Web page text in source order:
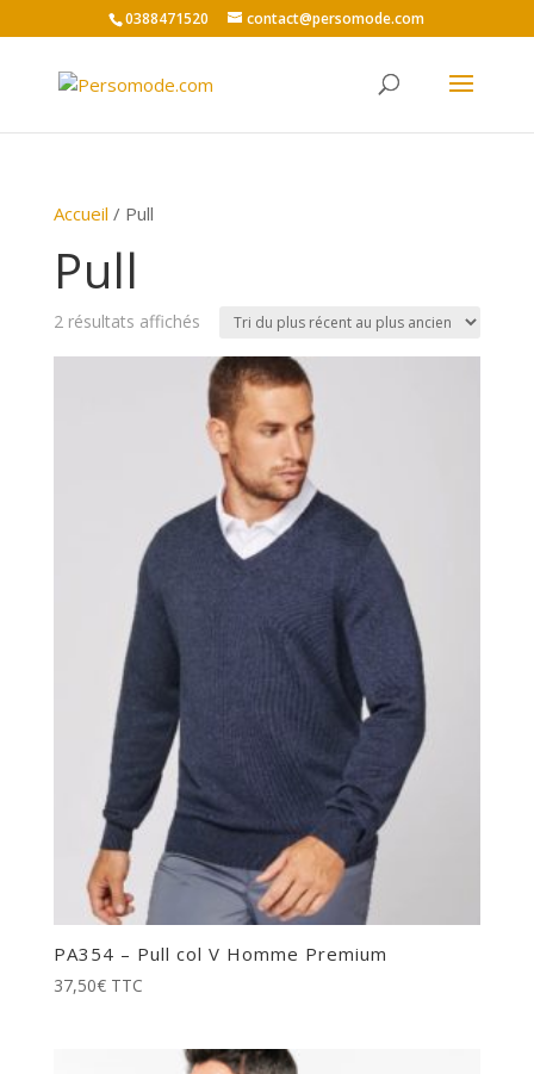
0388471520 contact@persomode.com
Accueil / Pull
Pull
2 résultats affichésTrié
plus
récent
au
plus
ancien
PA354 – Pull col V Homme Premium
37,50€ TTC